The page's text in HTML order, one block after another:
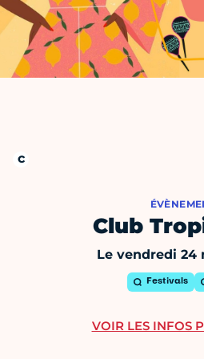
Club
Le vendredi 24
Festivals
VOIR LES INFOS